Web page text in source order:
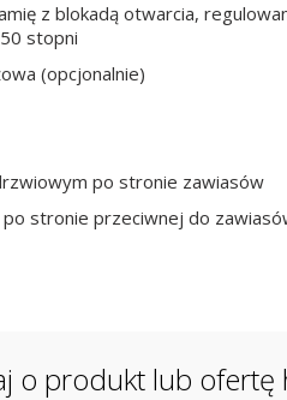
z blokadą otwarcia,
stopni
(opcjonalnie)
po stronie zawiasów
po stronie przeciwnej do
o produkt lub ofertę